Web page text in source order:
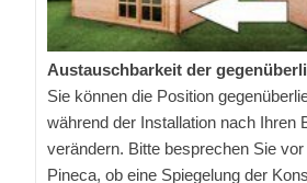
Austauschbarkeit der
Sie können die Position
während der Installation nach Ihren
verändern. Bitte besprechen Sie
Pineca, ob eine Spiegelung der